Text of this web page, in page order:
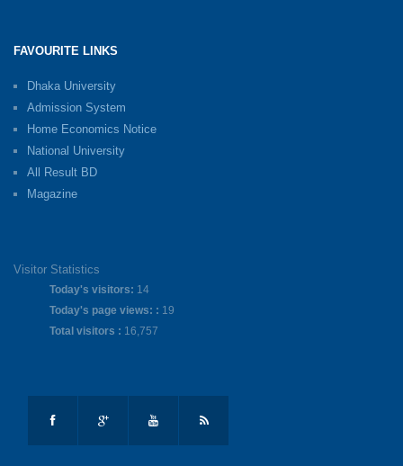
FAVOURITE LINKS
Dhaka University
Admission System
Home Economics Notice
National University
All Result BD
Magazine
Visitor Statistics
Today's visitors: 14
Today's page views: : 19
Total visitors : 16,757